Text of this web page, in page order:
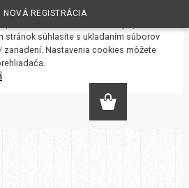
naše webové stránky využívame
stránok súhlasíte s ukladaním súborov
Nastavenia cookies môžete
NOVÁ REGISTRÁCIA